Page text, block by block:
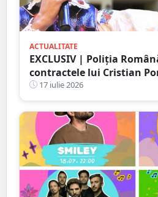
ACTUALITATE
EXCLUSIV | Poliția
contractele lui Cristian
județul Satu Mare.
oprească un concert încă
17 iulie 2026